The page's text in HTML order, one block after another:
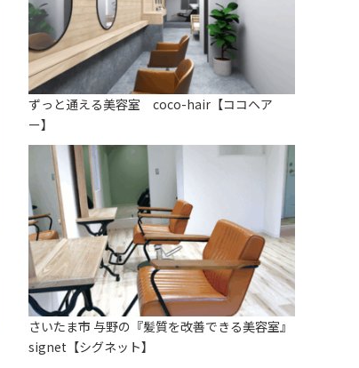
ずっと通える美容室 coco-hair【ココヘア
ー】
さいたま市 与野の『髪質を改善できる美容室』
signet【シグネット】